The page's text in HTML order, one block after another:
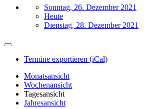
Sonntag, 26. Dezember 2021
Heute
Dienstag, 28. Dezember 2021
Termine exportieren (iCal)
Monatsansicht
Wochenansicht
Tagesansicht
Jahresansicht